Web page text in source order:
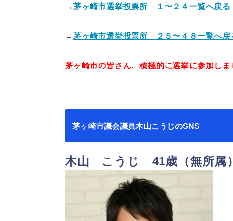
→ 茅ヶ崎市選挙投票所 １〜２４一覧へ戻る
→ 茅ヶ崎市選挙投票所 ２５〜４８一覧へ戻
茅ヶ崎市の皆さん、積極的に選挙に参加しま
茅ヶ崎市議会議員木山こうじのSNS
木山 こうじ 41歳（無所属）